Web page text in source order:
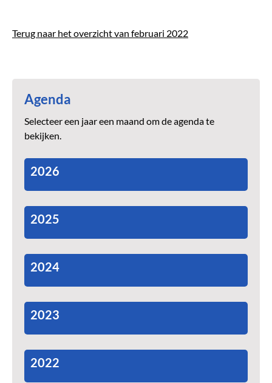
Terug naar het overzicht van februari 2022
Agenda
Selecteer een jaar een maand om de agenda te
bekijken.
2026
2025
2024
2023
2022